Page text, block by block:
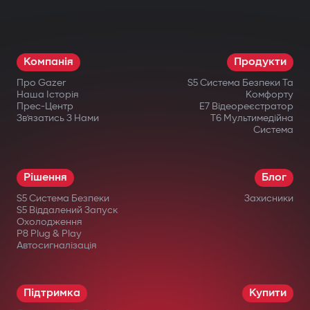
систему. Навіть при фізичному втручанні
запуск неможливий.
Бездротове реле та підкапотний
модуль блокування
Додатковий підкапотний модуль блокує
запуск двигуна навіть при пошкодженні
центрального блоку.
Інтелектуальний дистанційний
Запуск двигуна через застосунок Gazer
Компанія
Про Gazer
Наша Історія
Прес-Центр
Зв’язатись З Нами
Продукти
S5 Система Безпеки Та
Комфорту
E7 Відеореєстратор
T6 Мультимедійна
Система
Рішення
S5 Система Безпеки
S5 Віддалений Запуск
Охолодження
P8 Plug & Play
Автосигналізація
Блог
Захисники
Підтримка Купити